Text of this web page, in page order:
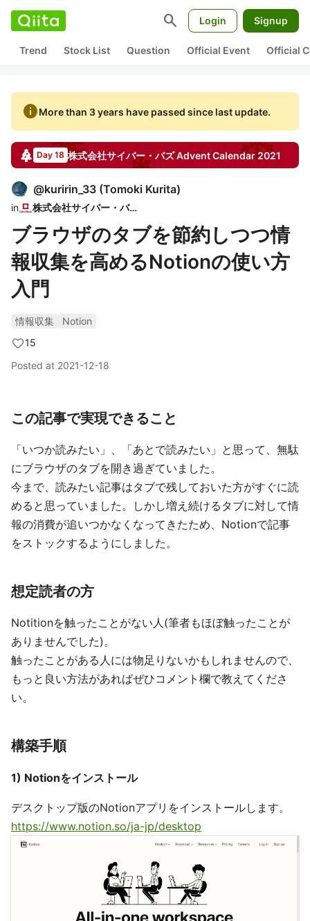
search Login Signup
Trend Stock List Question Official Event Official
infoMore than 3 years have passed since last update.
Day 18 株式会社サイバー・バズAdvent Calendar 2021
@kuririn_33 (Tomoki Kurita)
in 株式会社サイバー・バズ
ブラウザのタブを節約しつつ情
報収集を高めるNotionの使い方
入門
情報収集
Notion
15
Posted at 2021-12-18
この記事で実現できること
「いつか読みたい」、「あとで読みたい」と思って、無駄
にブラウザのタブを開き過ぎていました。
今まで、読みたい記事はタブで残しておいた方がすぐに読
めると思っていました。しかし増え続けるタブに対して情
報の消費が追いつかなくなってきたため、Notionで記事
をストックするようにしました。
想定読者の方
Notitionを触ったことがない人(筆者もほぼ触ったことが
ありませんでした)。
触ったことがある人には物足りないかもしれませんので、
もっと良い方法があればぜひコメント欄で教えてくださ
い。
構築手順
1) Notionをインストール
デスクトップ版のNotionアプリをインストールします。
https://www.notion.so/ja-jp/desktop